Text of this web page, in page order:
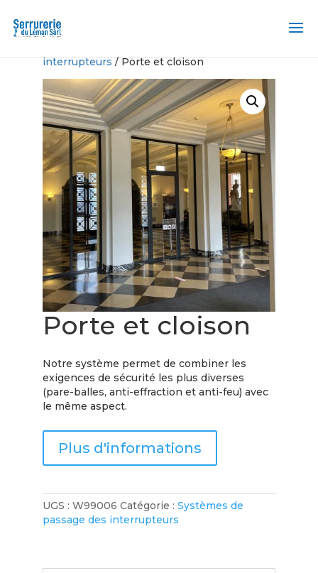
interrupteurs/ Porte et cloison
Porte et cloison
Notre système permet de combiner les
exigences de sécurité les plus diverses
(pare-balles, anti-effraction et anti-feu) avec
le même aspect.
Plus d'informations
UGS : W99006 Catégorie : Systèmes de
passage des interrupteurs